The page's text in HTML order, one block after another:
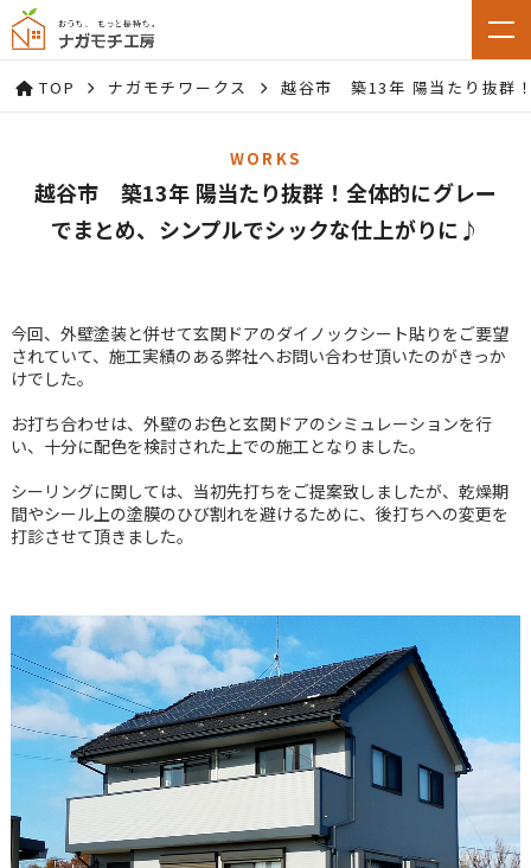
TOP ナガモチワークス 越谷市 築13年 陽当たり抜群
WORKS
越谷市 築13年 陽当たり抜群！全体的にグレー
でまとめ、シンプルでシックな仕上がりに♪
今回、外壁塗装と併せて玄関ドアのダイノックシート貼りをご要望
されていて、施工実績のある弊社へお問い合わせ頂いたのがきっか
けでした。
お打ち合わせは、外壁のお色と玄関ドアのシミュレーションを行
い、十分に配色を検討された上での施工となりました。
シーリングに関しては、当初先打ちをご提案致しましたが、乾燥期
間やシール上の塗膜のひび割れを避けるために、後打ちへの変更を
打診させて頂きました。